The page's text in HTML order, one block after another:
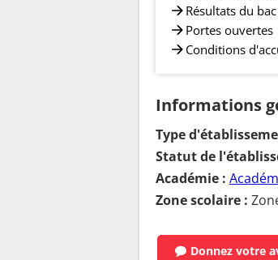
Résultats du bac
Portes ouvertes
Conditions
Informations
Type
Statut de
Académie :
Zone scolaire :
Donnez votre